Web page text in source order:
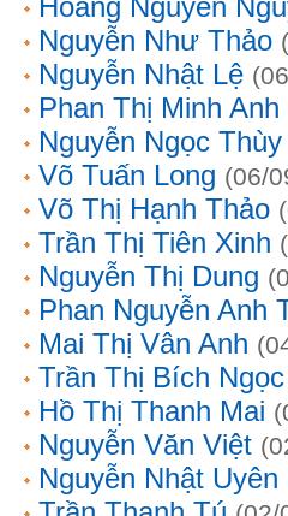
Hoàng Nguyễn
Nguyễn Như Thảo
Nguyễn Nhật Lệ
Phan Thị Minh Anh
Nguyễn Ngọc
Võ Tuấn Long (06/
Võ Thị Hạnh Thảo
Trần Thị Tiên Xinh
Nguyễn Thị Dung
Phan Nguyễn Anh
Mai Thị Vân Anh
Trần Thị Bích Ngọc
Hồ Thị Thanh Mai
Nguyễn Văn Việt
Nguyễn Nhật Uyên